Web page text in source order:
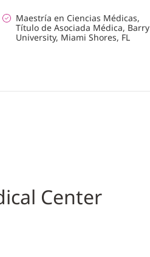
Maestría en Ciencias Médicas,
Título de Asociada Médica, Barry
University, Miami Shores, FL
Center